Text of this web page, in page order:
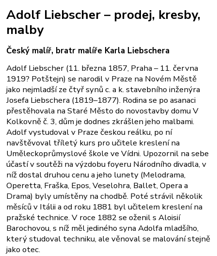
Adolf Liebscher – prodej, kresby,
malby
Český malíř, bratr malíře Karla Liebschera
Adolf Liebscher (11. března 1857, Praha – 11. června
1919? Potštejn) se narodil v Praze na Novém Městě
jako nejmladší ze čtyř synů c. a k. stavebního inženýra
Josefa Liebschera (1819–1877). Rodina se po asanaci
přestěhovala na Staré Město do novostavby domu V
Kolkovně č. 3, dům je dodnes zkrášlen jeho malbami.
Adolf vystudoval v Praze českou reálku, po ní
navštěvoval tříletý kurs pro učitele kreslení na
Uměleckoprůmyslové škole ve Vídni. Upozornil na sebe
účastí v soutěži na výzdobu foyeru Národního divadla, v
níž dostal druhou cenu a jeho lunety (Melodrama,
Operetta, Fraška, Epos, Veselohra, Ballet, Opera a
Drama) byly umístěny na chodbě. Poté strávil několik
měsíců v Itálii a od roku 1881 byl učitelem kreslení na
pražské technice. V roce 1882 se oženil s Aloisií
Barochovou, s níž měl jediného syna Adolfa mladšího,
který studoval techniku, ale věnoval se malování stejně
jako otec.